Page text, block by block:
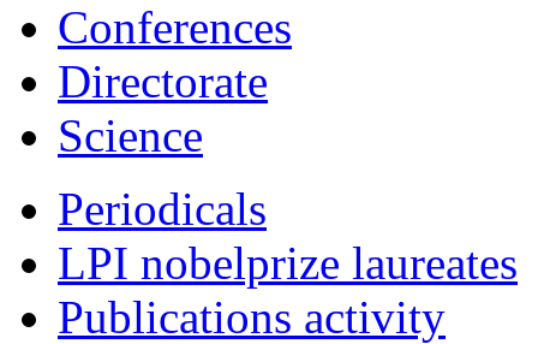
Conferences
Directorate
Science
Periodicals
LPI nobelprize laureates
Publications activity